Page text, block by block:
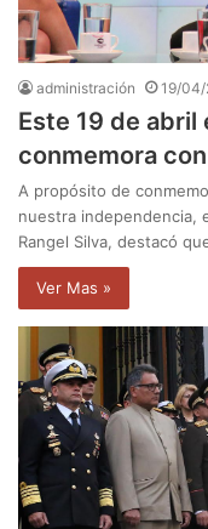
administración 19/04/
Este 19 de abril
conmemora
A propósito de
nuestra independencia,
Rangel Silva, destacó
Ver Mas »